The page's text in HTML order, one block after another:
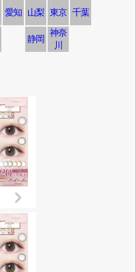
愛知 山梨 東京 千葉
静岡
神奈
川